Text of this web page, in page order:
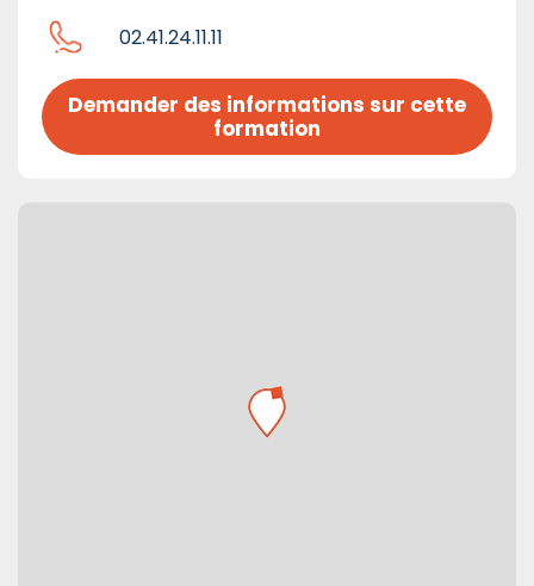
02.41.24.11.11
Demander des informations sur cette
formation